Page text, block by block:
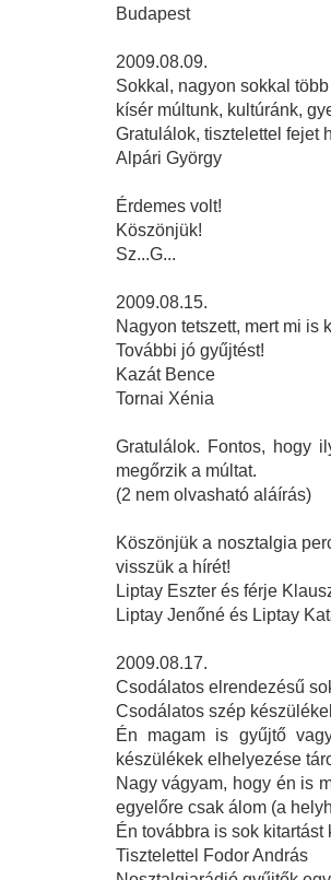
Budapest
2009.08.09.
Sokkal, nagyon sokkal
kísér múltunk, kultúránk,
Gratulálok, tisztelettel fejet
Alpári György
Érdemes volt!
Köszönjük!
Sz...G...
2009.08.15.
Nagyon tetszett, mert mi is
További jó gyűjtést!
Kazát Bence
Tornai Xénia
Gratulálok. Fontos, hogy
megőrzik a múltat.
(2 nem olvasható aláírás)
Köszönjük a nosztalgia
visszük a hírét!
Liptay Eszter és férje
Liptay Jenőné és Liptay
2009.08.17.
Csodálatos elrendezésű
Csodálatos szép
Én magam is gyűjtő
készülékek elhelyezése
Nagy vágyam, hogy én is
egyelőre csak álom (a
Én továbbra is sok
Tisztelettel Fodor András